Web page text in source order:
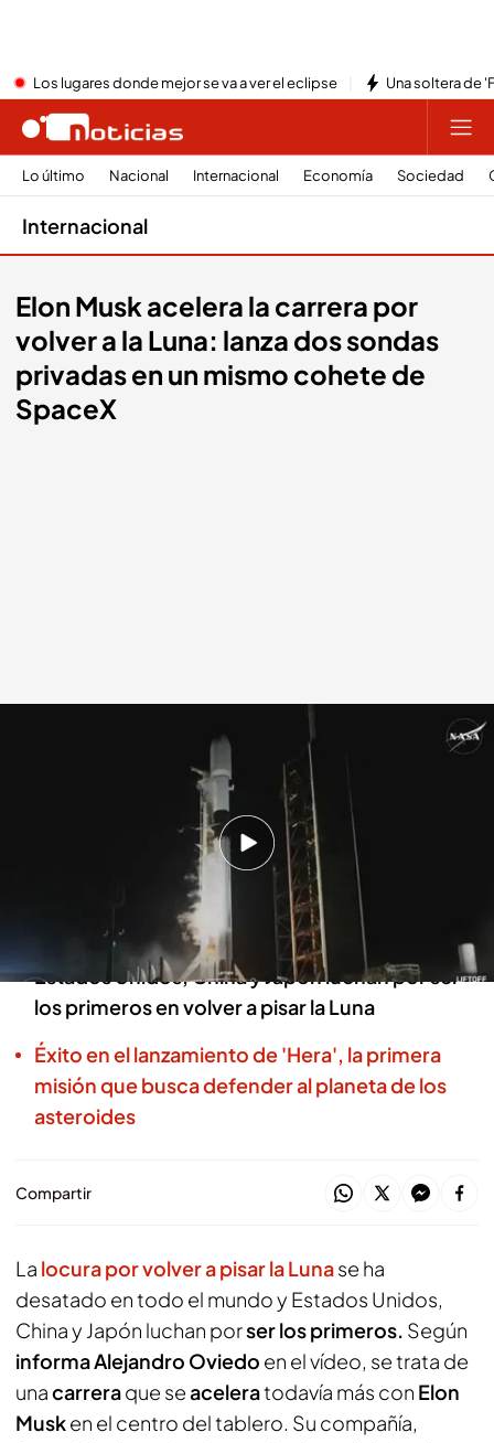
Los lugares donde mejor se va a ver el eclipse Una soltera de
Lo último Nacional Internacional Economía Sociedad
Internacional
Elon Musk acelera la carrera por
volver a la Luna: lanza dos sondas
privadas en un mismo cohete de
SpaceX
Redacción digital Noticias Cuatro
15 ENE 2025 - 21:00h.
SpaceX ha lanzado dos nuevas misiones a la
Luna de compañías privadas, una de Estados
Unidos y otra de Japón, en un mismo cohete
Estados Unidos, China y Japón luchan por ser
los primeros en volver a pisar la Luna
Éxito en el lanzamiento de 'Hera', la primera
misión que busca defender al planeta de los
asteroides
Compartir
La locura por volver a pisar la Lunase ha
desatado en todo el mundo y Estados Unidos,
China y Japón luchan porser los primeros. Según
informa Alejandro Oviedo en el vídeo, se trata de
unacarreraque seaceleratodavía más con Elon
Musken el centro del tablero. Su compañía,